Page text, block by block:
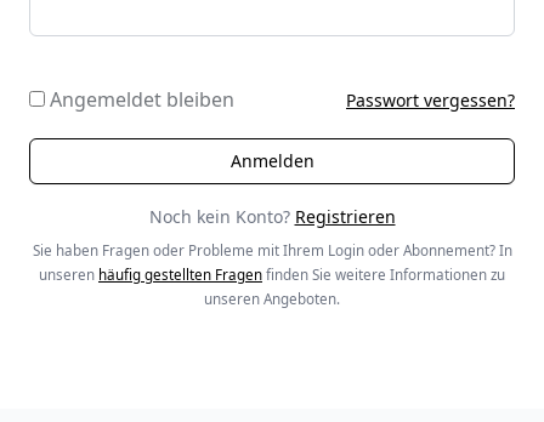
Angemeldet bleiben Passwort vergessen?
Noch kein Konto? Registrieren
Sie haben Fragen oder Probleme mit Ihrem Login oder Abonnement? In
unseren häufig gestellten Fragen finden Sie weitere Informationen zu
unseren Angeboten.